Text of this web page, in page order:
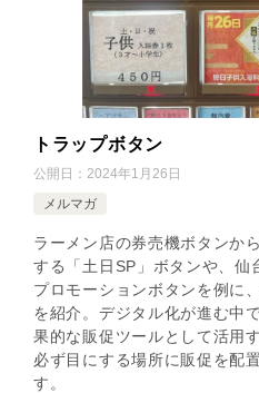
トラップボタン
公開日： 2024年1月26日
メルマガ
ラーメン店の券売機ボタンか
する「土日SP」ボタンや、仙
プロモーションボタンを例に
を紹介。デジタル化が進む中
果的な販促ツールとして活用
必ず目にする場所に販促を配
す。